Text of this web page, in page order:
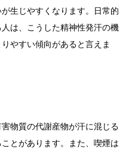
生じやすくなります。日常的
は、こうした精神性発汗の機
やすい傾向があると言えま
物質の代謝産物が汗に混じる
とがあります。また、喫煙は